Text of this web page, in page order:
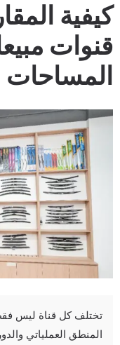
تختلف كل قناة ليس فقط
المنطق العملياتي